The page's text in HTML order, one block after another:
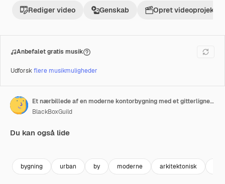
Rediger video Genskab Opret videoprojekt
Anbefalet gratis musik
Udforskflere musikmuligheder
Et nærbillede af en moderne kontorbygning med et gitterlignende vinduesmønster.
BlackBoxGuild
Du kan også lide
bygning urban by moderne arkitektonisk